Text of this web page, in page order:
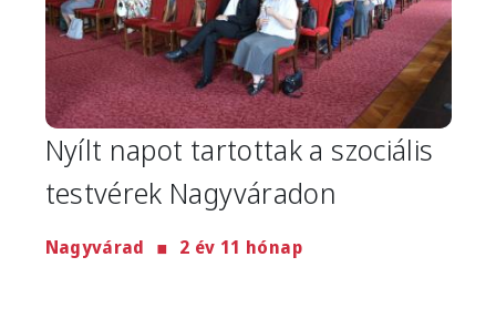
Nyílt napot tartottak a szociális
testvérek Nagyváradon
Nagyvárad 2 év 11 hónap